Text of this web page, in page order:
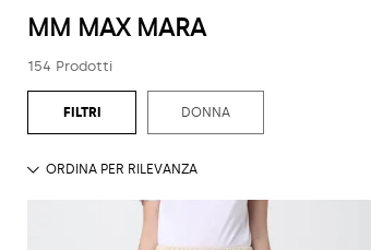
MM MAX MARA
154 Prodotti
DONNA
Русский